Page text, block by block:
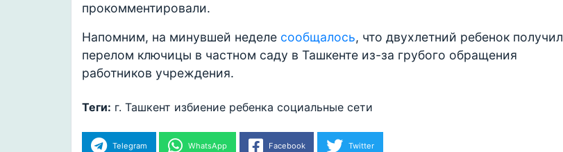
прокомментировали.
Напомним, на минувшей неделе сообщалось, что двухлетний ребенок получил
перелом ключицы в частном саду в Ташкенте из-за грубого обращения
работников учреждения.
Теги: г. Ташкент избиение ребенка социальные сети
Telegram WhatsApp Facebook Twitter